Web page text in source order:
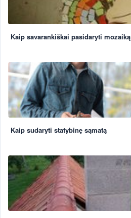
Kaip savarankiškai pasidaryti mozaiką
Kaip sudaryti statybinę sąmatą